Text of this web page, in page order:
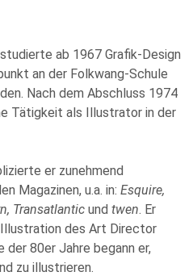
ab 1967 Grafik-Design
an der Folkwang-Schule
Nach dem Abschluss 1974
Tätigkeit als Illustrator in der
er zunehmend
Magazinen, u.a. in: Esquire,
Transatlantic und twen. Er
des Art Director
der 80er Jahre begann er,
zu illustrieren.